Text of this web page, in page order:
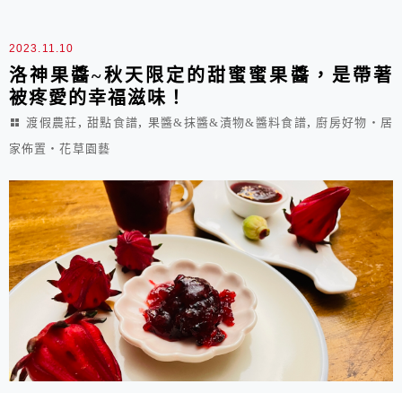
2023.11.10
洛神果醬~秋天限定的甜蜜蜜果醬，是帶著
被疼愛的幸福滋味！
渡假農莊 ,甜點食譜, 果醬&抹醬&漬物&醬料食譜, 廚房好物‧居
家佈置‧花草園藝